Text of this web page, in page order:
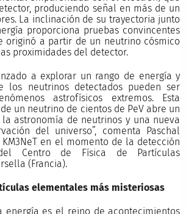
produciendo señal en más de un
La inclinación de su trayectoria junto
proporciona pruebas convincentes
originó a partir de un neutrino cósmico
proximidades del detector.
a explorar un rango de energía y
los neutrinos detectados pueden ser
astrofísicos extremos. Esta
un neutrino de cientos de PeV abre un
astronomía de neutrinos y una nueva
del universo”, comenta Paschal
KM3NeT en el momento de la detección
Centro de Física de Partículas
(Francia).
elementales más misteriosas
energía es el reino de acontecimientos